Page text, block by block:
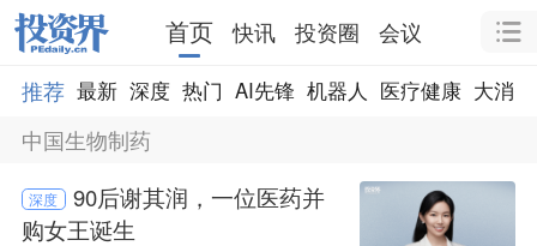
首页 快讯 投资圈
会议
推荐 最新 深度 热门 AI先锋 机器人 医疗健康 大消费
中国生物制药
深度
90后谢其润，一位医药并
购女王诞生